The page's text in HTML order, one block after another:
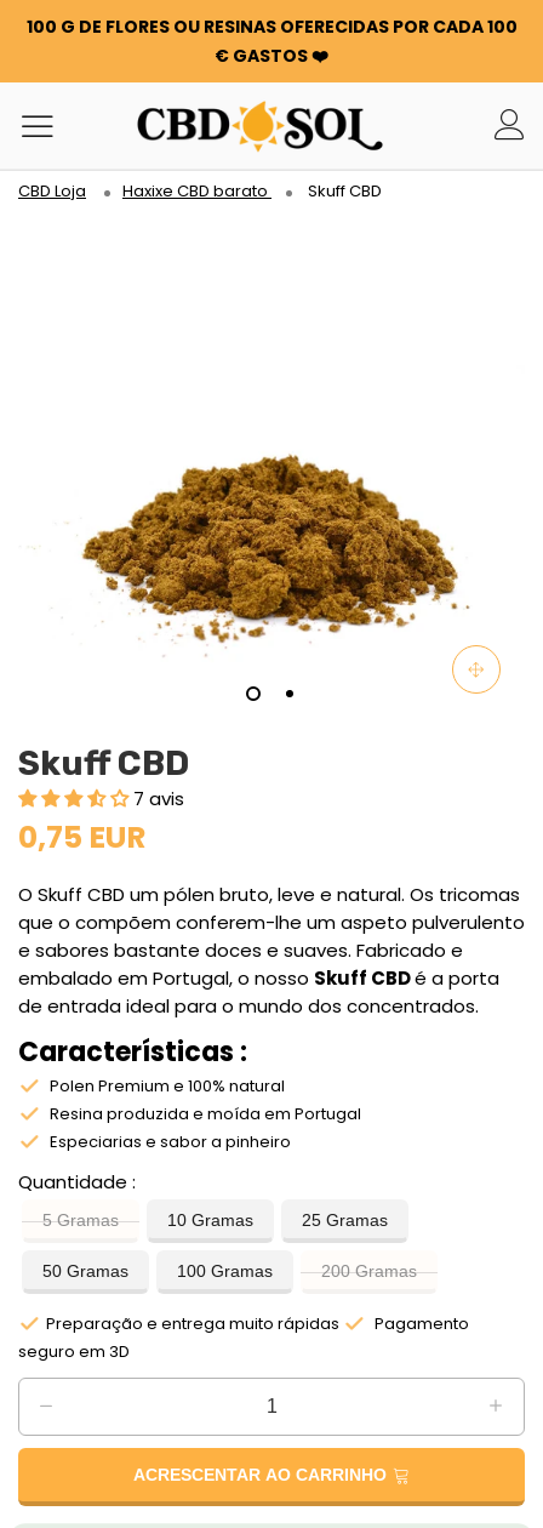
100 G DE FLORES OU RESINAS OFERECIDAS POR CADA 100
€ GASTOS ❤️
CBD Loja Haxixe CBD barato Skuff CBD
Skuff CBD
7 avis
0,75 EUR
O Skuff CBD um pólen bruto, leve e natural. Os tricomas
que o compõem conferem-lhe um aspeto pulverulento
e sabores bastante doces e suaves. Fabricado e
embalado em Portugal, o nosso Skuff CBDé a porta
de entrada ideal para o mundo dos concentrados.
Características :
Polen Premium e 100% natural
Resina produzida e moída em Portugal
Especiarias e sabor a pinheiro
Quantidade
5 Gramas 10 Gramas 25 Gramas
50 Gramas 100 Gramas 200 Gramas
Preparação e entrega muito rápidas
Pagamento
seguro em 3D
ACRESCENTAR AO CARRINHO